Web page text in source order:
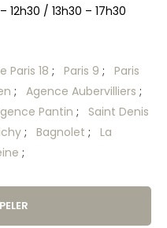
12h30 / 13h30 – 17h30
Paris 18 ; Paris 9 ; Paris
; Agence Aubervilliers ;
Pantin ; Saint Denis
; Bagnolet ; La
;